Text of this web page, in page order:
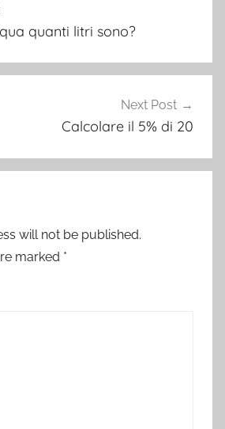
quanti litri sono?
Next Post
Calcolare il 5% di 20
will not be published.
marked *